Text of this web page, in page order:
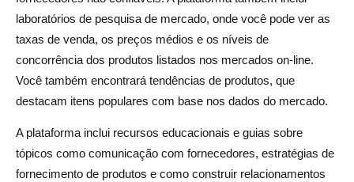
laboratórios de pesquisa de mercado, onde você pode ver as
taxas de venda, os preços médios e os níveis de
concorrência dos produtos listados nos mercados on-line.
Você também encontrará tendências de produtos, que
destacam itens populares com base nos dados do mercado.
A plataforma inclui recursos educacionais e guias sobre
tópicos como comunicação com fornecedores, estratégias de
fornecimento de produtos e como construir relacionamentos